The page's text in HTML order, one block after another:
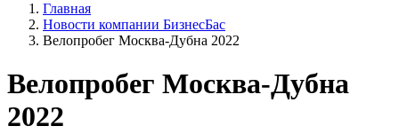
Главная
Новости компании БизнесБас
Велопробег Москва-Дубна 2022
Велопробег Москва-Дубна
2022